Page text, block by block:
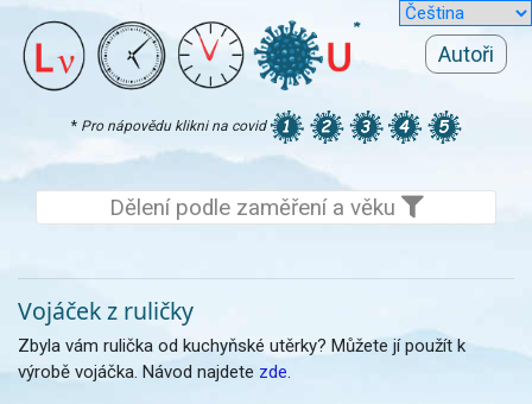
Autoři
* Pro nápovědu klikni na covid
Dělení podle zaměření a věku
Vojáček z ruličky
Zbyla vám rulička od kuchyňské utěrky? Můžete jí použít k
výrobě vojáčka. Návod najdete zde.